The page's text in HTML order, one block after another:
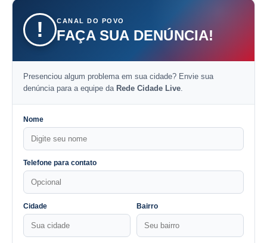
! CANAL DO POVO
FAÇA SUA DENÚNCIA!
Presenciou algum problema em sua cidade? Envie sua
denúncia para a equipe da Rede Cidade Live
Nome
Telefone para contato
Cidade Bairro